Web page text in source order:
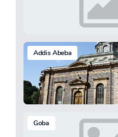
Addis Abeba
Goba